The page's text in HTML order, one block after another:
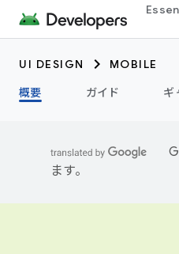
UI DESIGN
MOBILE
概要
ガイド ギ
ます。